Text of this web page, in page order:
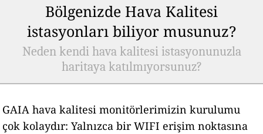
Bölgenizde Hava Kalitesi
istasyonları biliyor musunuz?
Neden kendi hava kalitesi istasyonunuzla
haritaya katılmıyorsunuz?
GAIA hava kalitesi monitörlerimizin kurulumu
çok kolaydır: Yalnızca bir WIFI erişim noktasına